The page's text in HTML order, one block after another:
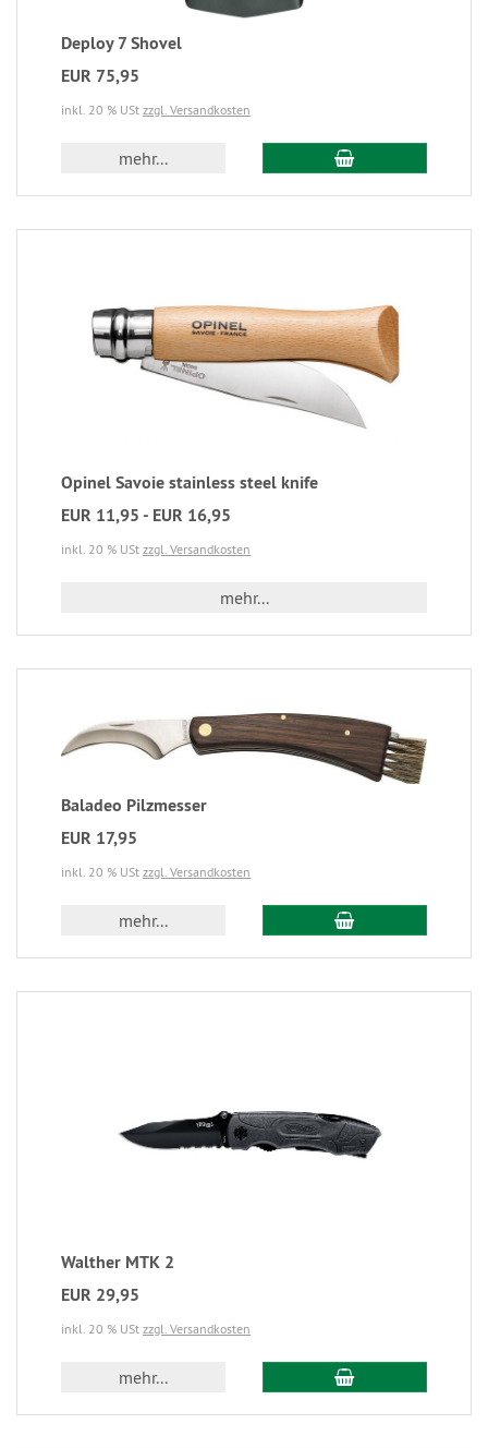
Deploy 7 Shovel
EUR 75,95
inkl. 20 % USt zzgl. Versandkosten
mehr...
Opinel Savoie stainless steel knife
EUR 11,95 - EUR 16,95
inkl. 20 % USt zzgl. Versandkosten
mehr...
Baladeo Pilzmesser
EUR 17,95
inkl. 20 % USt zzgl. Versandkosten
mehr...
Walther MTK 2
EUR 29,95
inkl. 20 % USt zzgl. Versandkosten
mehr...